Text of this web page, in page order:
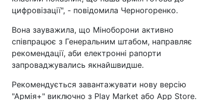
цифровізації", - повідомила Черногоренко.
Вона зауважила, що Міноборони активно
співпрацює з Генеральним штабом, направляє
рекомендації, аби електронні рапорти
запроваджувались якнайшвидше.
Рекомендується завантажувати нову версію
"Армія+" виключно з Play Market або App Store.